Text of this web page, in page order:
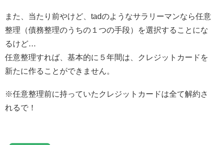
また、当たり前やけど、tadのようなサラリーマンなら任意
整理（債務整理のうちの１つの手段）を選択することにな
るけど…
任意整理すれば、基本的に５年間は、クレジットカードを
新たに作ることができません。
※任意整理前に持っていたクレジットカードは全て解約さ
れるで！